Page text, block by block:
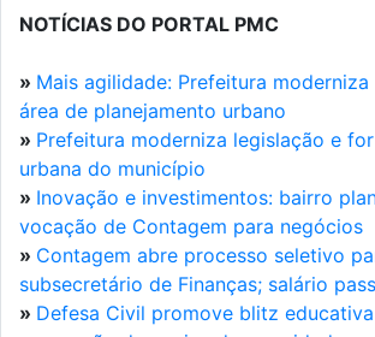
NOTÍCIAS DO PORTAL PMC
» Mais agilidade: Prefeitura moderniza
área de planejamento urbano
» Prefeitura moderniza legislação e
urbana do município
» Inovação e investimentos: bairro
vocação de Contagem para negócios
» Contagem abre processo seletivo
subsecretário de Finanças; salário
» Defesa Civil promove blitz